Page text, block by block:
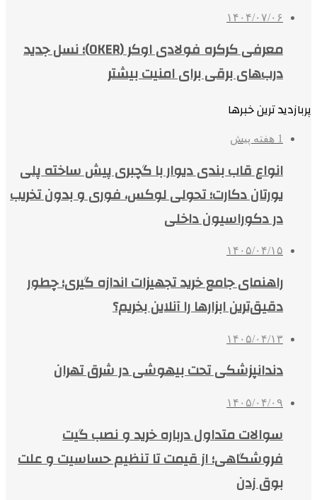
۱۴۰۴/۰۷/۰۶
معرفی کرکره فولادی اوکر (OKER)؛ نسل جدید
درب‌های برقی برای امنیت بیشتر
پربازدید ترین خبرها
1 هفته پیش
انواع قاب بندی دیوار با گچبری پیش ساخته پلی
یورتان دکارت؛ تحولی لوکس، فوری و بدون تخریب
در دکوراسیون داخلی
۱۴۰۵/۰۴/۱۵
راهنمای جامع خرید تجهیزات اندازه گیری؛ چطور
دقیق‌ترین ابزارها را آنلاین بخریم؟
۱۴۰۵/۰۴/۱۳
دندانپزشکی تحت بیهوشی در شرق تهران
۱۴۰۵/۰۴/۰۹
سوالات متداول درباره خرید و نصب گیت
فروشگاهی؛ از قیمت تا تنظیم حساسیت و علت
بوق زدن